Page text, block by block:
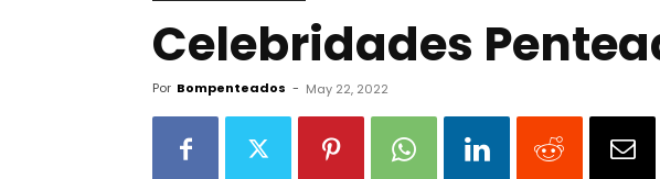
Celebridades
Por Bompenteados - May 22, 2022